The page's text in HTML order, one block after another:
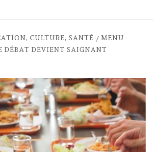
CULTURE, SANTÉ
MENU
DÉBAT DEVIENT SAIGNANT